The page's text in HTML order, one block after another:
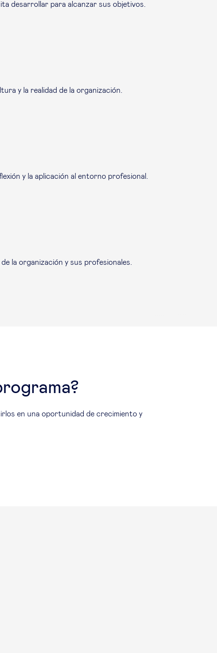
desarrollar para alcanzar sus objetivos.
y la realidad de la organización.
y la aplicación al entorno profesional.
la organización y sus profesionales.
en una oportunidad de crecimiento y